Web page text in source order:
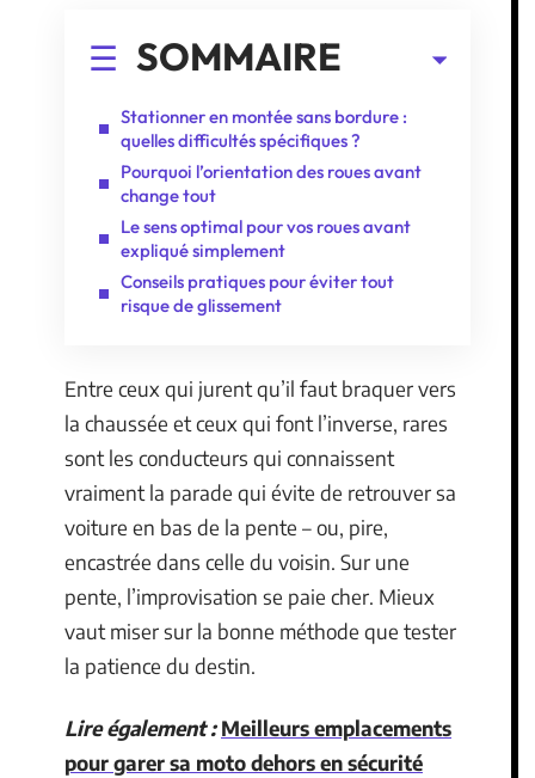
SOMMAIRE
Stationner en montée sans bordure :
quelles difficultés spécifiques ?
Pourquoi l’orientation des roues avant
change tout
Le sens optimal pour vos roues avant
expliqué simplement
Conseils pratiques pour éviter tout
risque de glissement
Entre ceux qui jurent qu’il faut braquer vers
la chaussée et ceux qui font l’inverse, rares
sont les conducteurs qui connaissent
vraiment la parade qui évite de retrouver sa
voiture en bas de la pente – ou, pire,
encastrée dans celle du voisin. Sur une
pente, l’improvisation se paie cher. Mieux
vaut miser sur la bonne méthode que tester
la patience du destin.
Lire également : Meilleurs emplacements
pour garer sa moto dehors en sécurité